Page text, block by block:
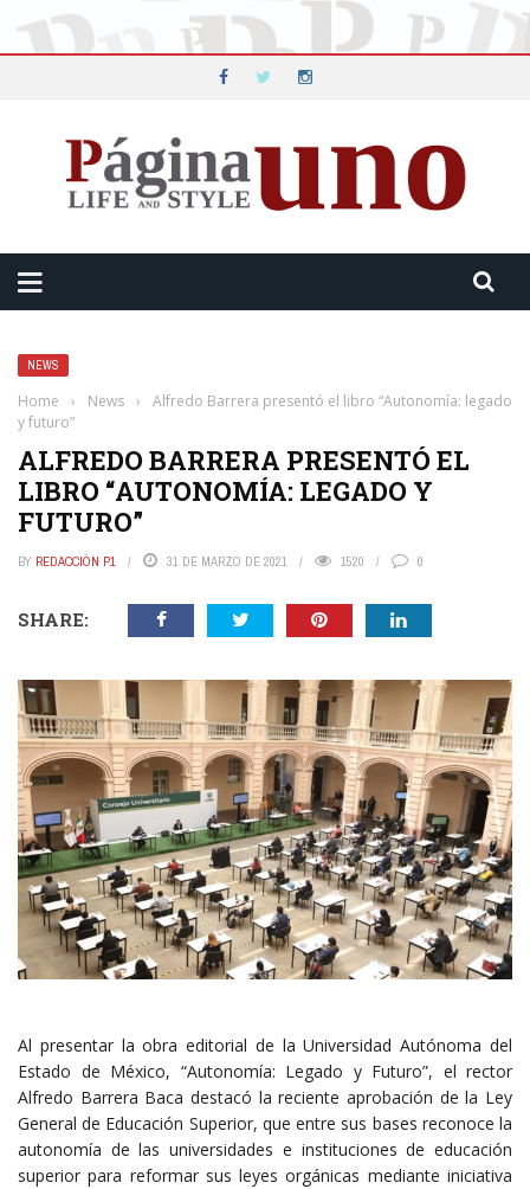
NEWS
Home › News ›
Alfredo Barrera presentó el libro “Autonomía: legado
y futuro”
ALFREDO BARRERA PRESENTÓ EL
LIBRO “AUTONOMÍA: LEGADO Y
FUTURO”
BY REDACCIÓN P1 31 DE MARZO DE 2021 1520 0
SHARE:
Al presentar la obra editorial de la Universidad Autónoma del
Estado de México, “Autonomía: Legado y Futuro”, el rector
Alfredo Barrera Baca destacó la reciente aprobación de la Ley
General de Educación Superior, que entre sus bases reconoce la
autonomía de las universidades e instituciones de educación
superior para reformar sus leyes orgánicas mediante iniciativa